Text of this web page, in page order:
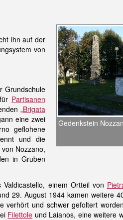
Gedenkstein
ihn auf der
von
Grundschule
Partisanen
„Brigata
eine zwei
geflohene
und die
Nozzano,
in Gruben
einem Ortteil von
29. August 1944 kamen weitere
verhört und schwer gefoltert
Filettole und Laianos, eine weitere